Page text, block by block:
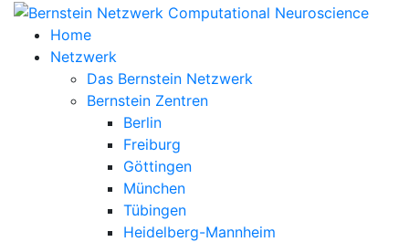
Home
Netzwerk
Das Bernstein Netzwerk
Bernstein Zentren
Berlin
Freiburg
Göttingen
München
Tübingen
Heidelberg-Mannheim